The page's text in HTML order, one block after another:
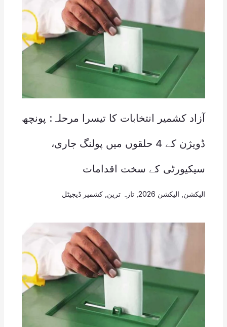
آزاد کشمیر انتخابات کا تیسرا مرحلہ: پونچھ
ڈویژن کے 4 حلقوں میں پولنگ جاری،
سیکیورٹی کے سخت اقدامات
الیکشن الیکشن 2026 , تازہ ترین کشمیر ڈیجیٹل